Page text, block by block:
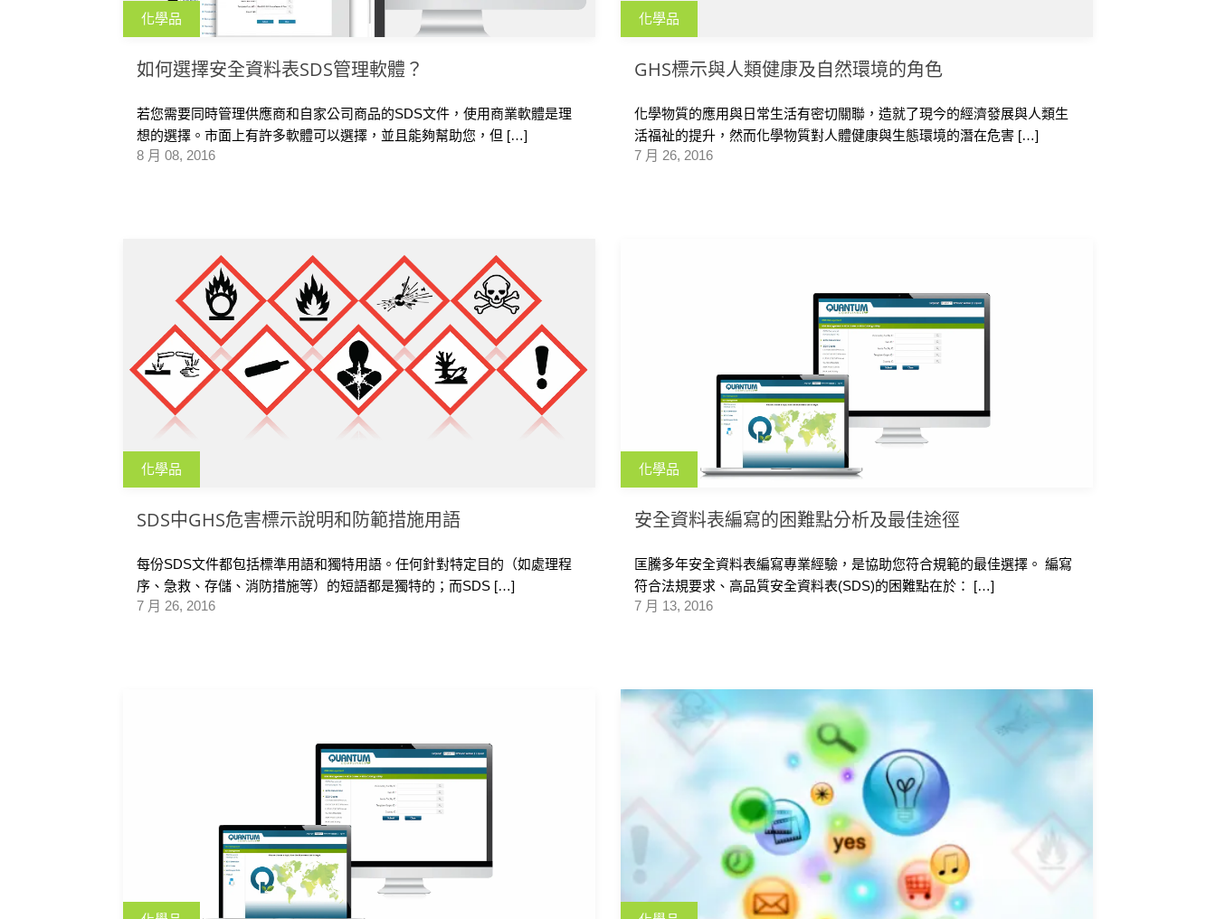
化學品
如何選擇安全資料表SDS管理軟體？
8 月 08, 2016
若您需要同時管理供應商和自家公司商品的SDS文件，使用商業軟體是理
想的選擇。市面上有許多軟體可以選擇，並且能夠幫助您，但 […]
化學品
GHS標示與人類健康及自然環境的角色
7 月 26, 2016
化學物質的應用與日常生活有密切關聯，造就了現今的經濟發展與人類生
活福祉的提升，然而化學物質對人體健康與生態環境的潛在危害 […]
化學品
SDS中GHS危害標示說明和防範措施用語
7 月 26, 2016
每份SDS文件都包括標準用語和獨特用語。任何針對特定目的（如處理程
序、急救、存儲、消防措施等）的短語都是獨特的；而SDS […]
化學品
安全資料表編寫的困難點分析及最佳途徑
7 月 13, 2016
匡騰多年安全資料表編寫專業經驗，是協助您符合規範的最佳選擇。 編寫
符合法規要求、高品質安全資料表(SDS)的困難點在於： […]